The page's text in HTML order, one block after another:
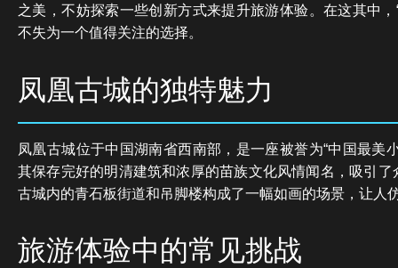
之美，不妨探索一些创新方式来提升旅游体验。在这其中，
不失为一个值得关注的选择。
凤凰古城的独特魅力
凤凰古城位于中国湖南省西南部，是一座被誉为“中国最美
其保存完好的明清建筑和浓厚的苗族文化风情闻名，吸引
古城内的青石板街道和吊脚楼构成了一幅如画的场景，让人
旅游体验中的常见挑战